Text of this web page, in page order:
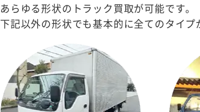
あらゆる形状のトラック買取が可能です。
下記以外の形状でも基本的に全てのタイ